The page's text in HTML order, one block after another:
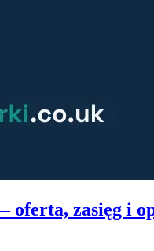
oferta, zasięg i